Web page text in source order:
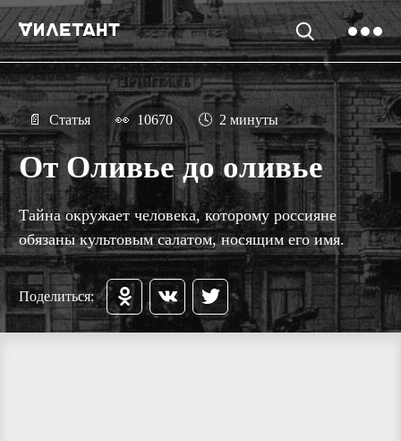
📄 Статья 👀 10670 🕓 2 минуты
От Оливье до оливье
Тайна окружает человека, которому россияне
обязаны культовым салатом, носящим его имя.
Поделиться: